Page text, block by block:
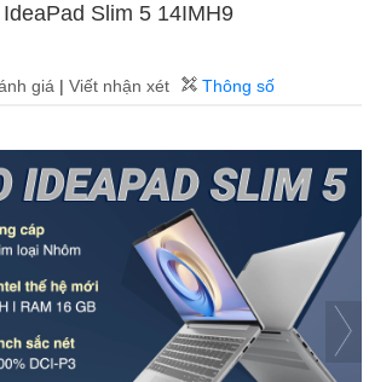
Slim 5 14IMH9
giá | Viết nhận xét Thông số